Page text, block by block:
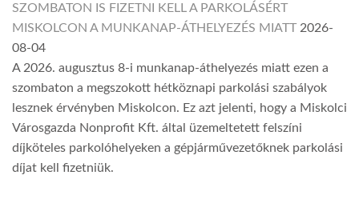
SZOMBATON IS FIZETNI KELL A PARKOLÁSÉRT
MISKOLCON A MUNKANAP-ÁTHELYEZÉS MIATT 2026-
08-04
A 2026. augusztus 8-i munkanap-áthelyezés miatt ezen a
szombaton a megszokott hétköznapi parkolási szabályok
lesznek érvényben Miskolcon. Ez azt jelenti, hogy a Miskolci
Városgazda Nonprofit Kft. által üzemeltetett felszíni
díjköteles parkolóhelyeken a gépjárművezetőknek parkolási
díjat kell fizetniük.